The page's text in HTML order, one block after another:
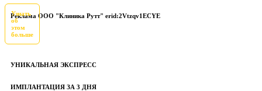
Реклама ООО "Клиника Рутт" erid:2Vtzqv1ECYE
Узнать
об
этом
больше
УНИКАЛЬНАЯ ЭКСПРЕСС
ИМПЛАНТАЦИЯ ЗА 3 ДНЯ